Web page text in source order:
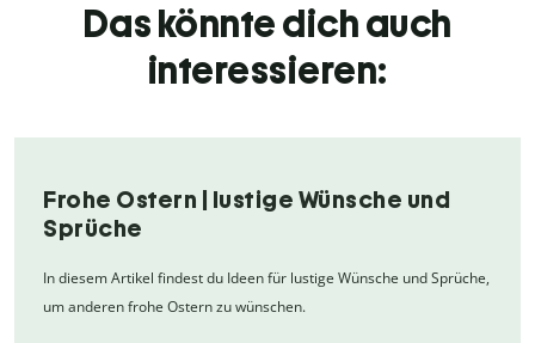
Das könnte dich auch
interessieren:
Frohe Ostern | lustige Wünsche und
Sprüche
In diesem Artikel findest du Ideen für lustige Wünsche und Sprüche,
um anderen frohe Ostern zu wünschen.